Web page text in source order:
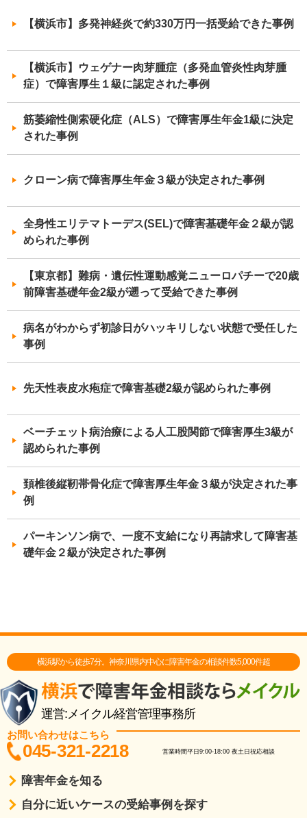
【横浜市】多発神経炎で約330万円一括受給できた事例
【横浜市】ウェゲナー肉芽腫症（多発血管炎性肉芽腫
症）で障害厚生１級に認定された事例
筋萎縮性側索硬化症（ALS）で障害厚生年金1級に決定
された事例
クローン病で障害厚生年金３級が決定された事例
全身性エリテマトーデス(SEL)で障害基礎年金２級が認
められた事例
【東京都】難病・遺伝性運動感覚ニューロパチーで20歳
前障害基礎年金2級が遡って受給できた事例
病名がわからず初診日がハッキリしない状態で受任した
事例
先天性表皮水疱症で障害基礎2級が認められた事例
ベーチェット病治療による人工股関節で障害厚生3級が
認められた事例
頚椎後縦靭帯骨化症で障害厚生年金３級が決定された事
例
パーキンソン病で、一度不支給になり再請求して障害基
礎年金２級が決定された事例
横浜駅から徒歩7分。神奈川県内中心に障害年金の相談件数5,000件超
運営:メイクル経営管理事務所
お問い合わせはこちら
045-321-2218 営業時間平日9:00-18:00夜土日祝応相談
障害年金を知る
自分に近いケースの受給事例を探す